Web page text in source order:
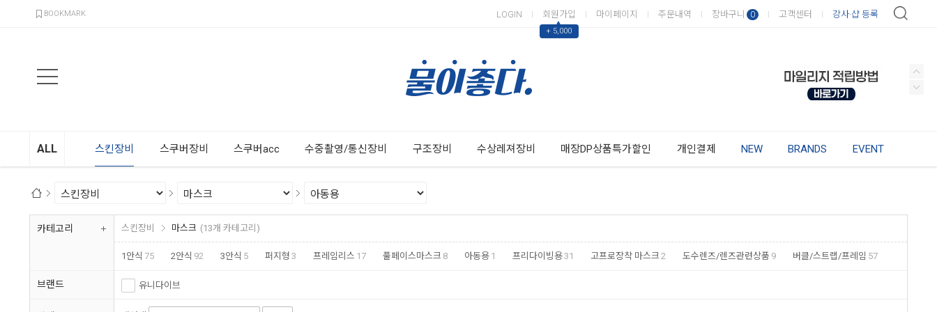
BOOKMARK LOGIN 회원가입
▲
+ 5,000
마이페이지 주문내역 장바구니 0 고객센터 강사·샵 등록
ALL 스킨장비 스쿠버장비 스쿠버acc 수중촬영/통신장비 구조장비 수상레져장비 매장DP상품특가할인 개인결제 NEW BRANDS EVENT
카테고리 스킨장비 마스크 (13개 카테고리)
1안식 75 2안식 92 3안식 5 퍼지형 3 프레임리스 17 풀페이스마스크 8 아동용 1 프리다이빙용31 고프로장착 마스크 2 도수렌즈/렌즈관련상품 9 버클/스트랩/프레임 57
스트랩커버
브랜드 유니다이브